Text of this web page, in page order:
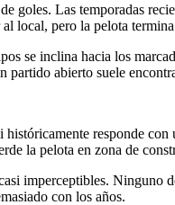
goles. Las temporadas
local, pero la pelota
se inclina hacia los
partido abierto suele
responde
la pelota en zona de
imperceptibles.
con los años.